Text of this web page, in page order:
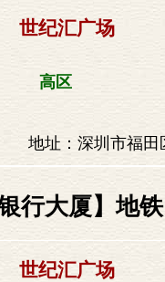
世纪汇广场
高区
地址：深圳市福田
行大厦】地
世纪汇广场